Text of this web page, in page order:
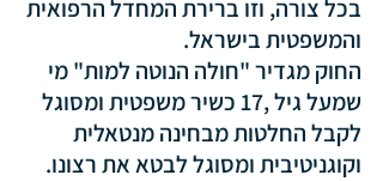
בכל צורה, וזו ברירת המחדל הרפואית
והמשפטית בישראל.
החוק מגדיר "חולה הנוטה למות" מי
שמעל גיל ,17 כשיר משפטית ומסוגל
לקבל החלטות מבחינה מנטאלית
וקוגניטיבית ומסוגל לבטא את רצונו.